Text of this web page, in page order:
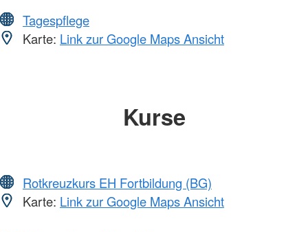
Tagespflege
Karte: Link zur Google Maps Ansicht
Kurse
Rotkreuzkurs EH Fortbildung (BG)
Karte: Link zur Google Maps Ansicht